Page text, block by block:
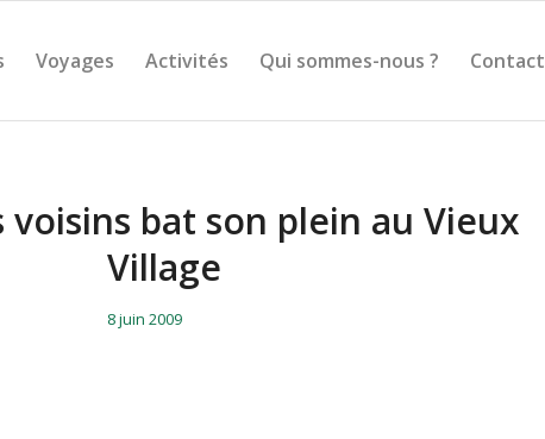
Voyages Activités Qui sommes-nous ? Contact
voisins bat son plein au Vieux
Village
8 juin 2009